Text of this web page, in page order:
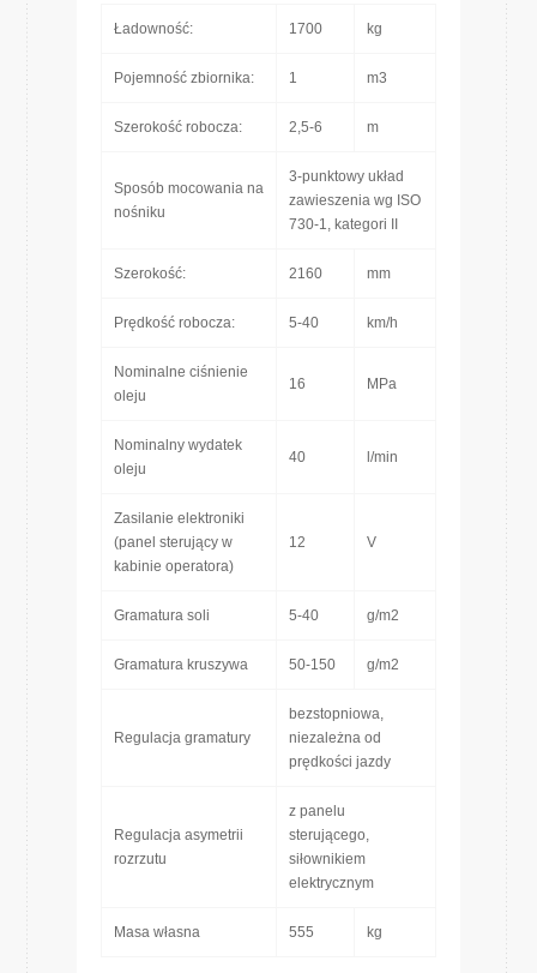
Ładowność: 1700 kg
Pojemność zbiornika: 1 m3
Szerokość robocza: 2,5-6 m
Sposób mocowania na
nośniku
3-punktowy układ
zawieszenia wg ISO
730-1, kategori II
Szerokość: 2160 mm
Prędkość robocza: 5-40 km/h
Nominalne ciśnienie
oleju
16 MPa
Nominalny wydatek
oleju
40 l/min
Zasilanie elektroniki
(panel sterujący w
kabinie operatora)
12 V
Gramatura soli 5-40 g/m2
Gramatura kruszywa 50-150 g/m2
Regulacja gramatury
bezstopniowa,
niezależna od
prędkości jazdy
Regulacja asymetrii
rozrzutu
z panelu
sterującego,
siłownikiem
elektrycznym
Masa własna 555 kg